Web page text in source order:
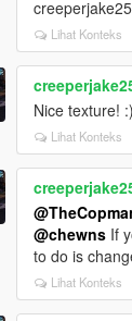
Lihat Konteks
Nice texture! :)
Lihat Konteks
@chewns If
to do is
Lihat Konteks